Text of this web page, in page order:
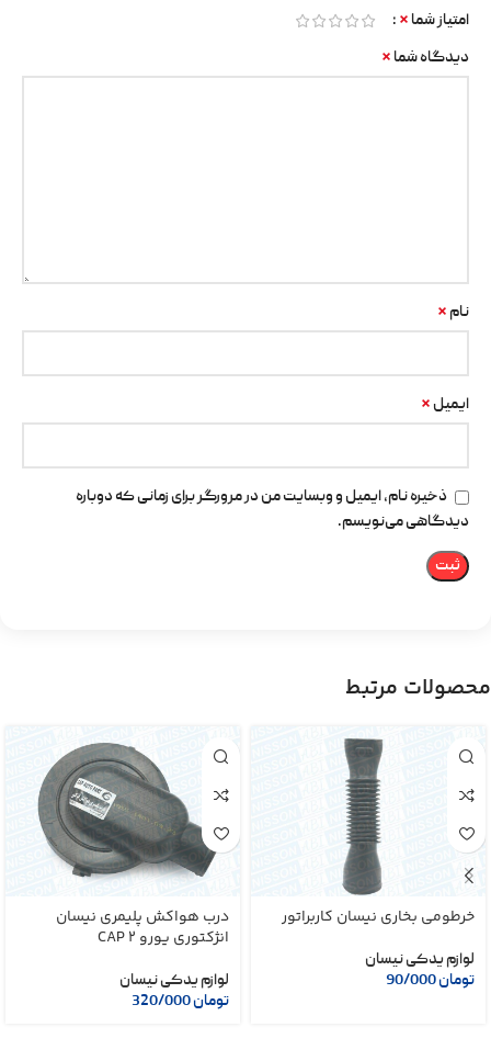
امتیاز شما *
دیدگاه شما *
نام *
ایمیل *
ذخیره نام، ایمیل و وبسایت من در مرورگر برای زمانی که دوباره
دیدگاهی می‌نویسم.
محصولات مرتبط
خرطومی بخاری نیسان کاربراتور
لوازم یدکی نیسان
تومان
درب هواکش پلیمری نیسان
انژکتوری یورو 2 CAP
لوازم یدکی نیسان
تومان